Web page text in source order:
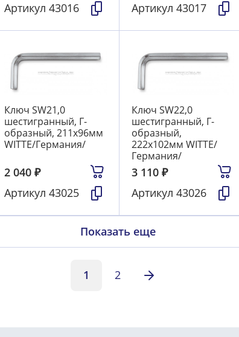
Артикул 43016
Артикул 43017
Ключ SW21,0
шестигранный, Г-
образный, 211х96мм
WITTE/Германия/
2 040 ₽
Артикул 43025
Ключ SW22,0
шестигранный, Г-
образный,
222х102мм WITTE/
Германия/
3 110 ₽
Артикул 43026
Показать еще
1 2